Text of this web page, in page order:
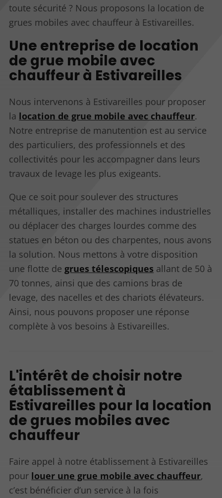
toute sécurité ? Nous proposons la location de
grues mobiles avec chauffeur à Estivareilles.
Une entreprise de location
de grue mobile avec
chauffeur à Estivareilles
Nous intervenons à Estivareilles pour proposer
la location de grue mobile avec chauffeur.
Notre entreprise de manutention est au service
des particuliers, des professionnels et des
collectivités pour les accompagner dans leurs
travaux de levage les plus exigeants.
Que ce soit pour soulever des structures
métalliques, installer des machines industrielles
ou déplacer des charges lourdes comme des
statues en béton ou des charpentes, nous avons
la solution. Nous mettons à votre disposition
une flotte de grues télescopiques allant de 50 à
70 tonnes, ainsi que des camions bras de
levage, des nacelles et des chariots élévateurs.
Ainsi, nous pouvons proposer une réponse
complète à vos besoins à Estivareilles.
L'intérêt de choisir notre
établissement à
Estivareilles pour la location
de grues mobiles avec
chauffeur
Faire appel à notre établissement à Estivareilles
pour louer une grue mobile avec chauffeur,
c’est bénéficier d’un service à la fois